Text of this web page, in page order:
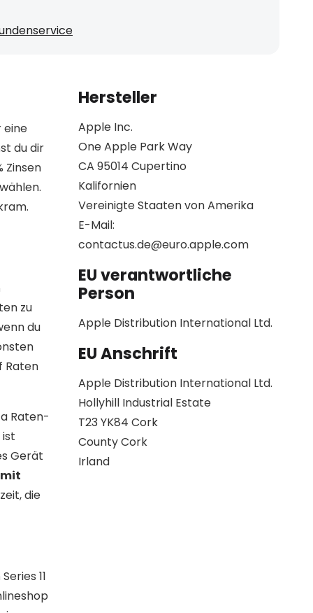
eine
du dir
Zinsen
zu
du
Raten
Raten-
Gerät
die
11
Hersteller
Apple Inc.
One Apple Park Way
CA 95014 Cupertino
Kalifornien
Vereinigte Staaten von Amerika
E-Mail:
contactus.de@euro.apple.com
EU verantwortliche
Person
Apple Distribution International Ltd.
EU Anschrift
Apple Distribution International Ltd.
Hollyhill Industrial Estate
T23 YK84 Cork
County Cork
Irland